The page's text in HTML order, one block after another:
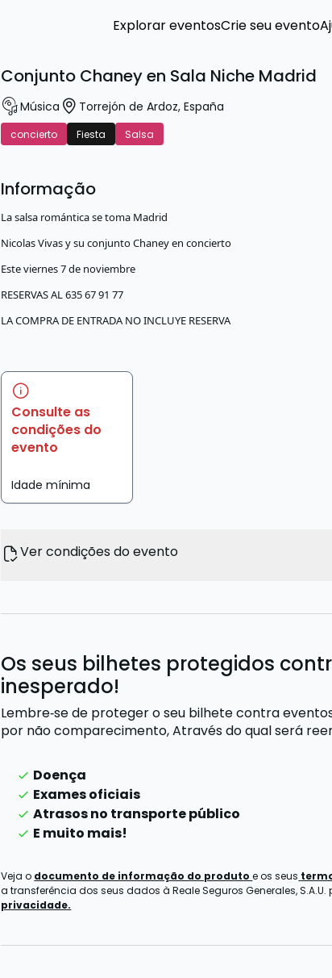
Explorar eventosCrie seu evento
Conjunto Chaney en Sala Niche Madrid
Música Torrejón de Ardoz, España
concierto Fiesta Salsa
Informação
La salsa romántica se toma Madrid
Nicolas Vivas y su conjunto Chaney en concierto
Este viernes 7 de noviembre
RESERVAS AL 635 67 91 77
LA COMPRA DE ENTRADA NO INCLUYE RESERVA
Consulte as
condições do
evento
Idade mínima
Ver condições do evento
Os seus bilhetes protegidos
inesperado!
Lembre‑se de proteger o seu bilhete contra
por não comparecimento,Através do qual será
Doença
Exames oficiais
Atrasos no transporte público
E muito mais!
Veja o documento de informação do produtoe os seus
a transferência dos seus dados à Reale Seguros Generales,
privacidade.